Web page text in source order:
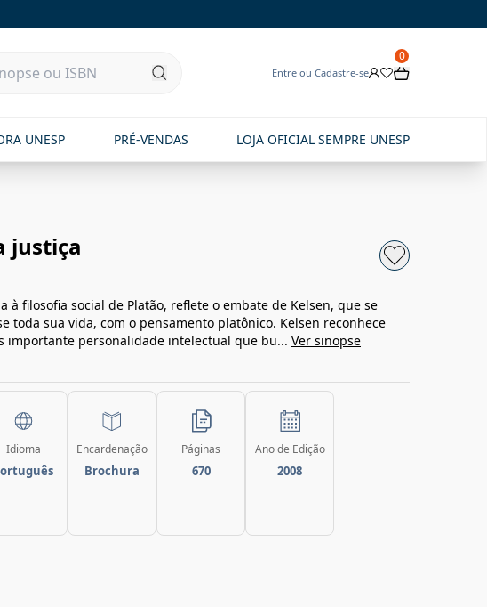
Entre ou Cadastre-se
0
UNESP PRÉ-VENDAS LOJA OFICIAL SEMPRE UNESP
justiça
à filosofia social de Platão, reflete o embate de Kelsen, que se
toda sua vida, com o pensamento platônico. Kelsen reconhece
importante personalidade intelectual que bu... Ver sinopse
Idioma Encardenação
Brochura
Páginas
670
Ano de Edição
2008